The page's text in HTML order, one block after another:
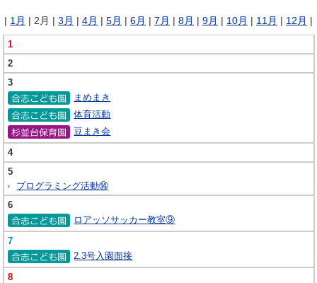
| 1月 | 2月 | 3月 | 4月 | 5月 | 6月 | 7月 | 8月 | 9月 | 10月 | 11月 | 12月 |
1
2
3
まめまき
体育活動
豆まき会
4
5
プログラミング活動⑭
6
ロアッソサッカー教室⑨
7
2.3号入園面接
8